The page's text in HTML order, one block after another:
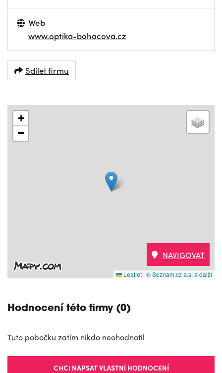
Web
www.optika-bohacova.cz
Sdílet firmu
+
−
Leaflet | © Seznam.cz a.s. a další
NAVIGOVAT
Hodnocení této firmy (0)
Tuto pobočku zatím nikdo neohodnotil
CHCI NAPSAT VLASTNÍ HODNOCENÍ